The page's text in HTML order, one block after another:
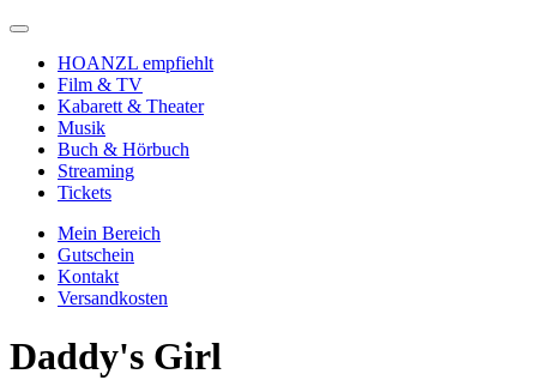
HOANZL empfiehlt
Film & TV
Kabarett & Theater
Musik
Buch & Hörbuch
Streaming
Tickets
Mein Bereich
Gutschein
Kontakt
Versandkosten
Daddy's Girl